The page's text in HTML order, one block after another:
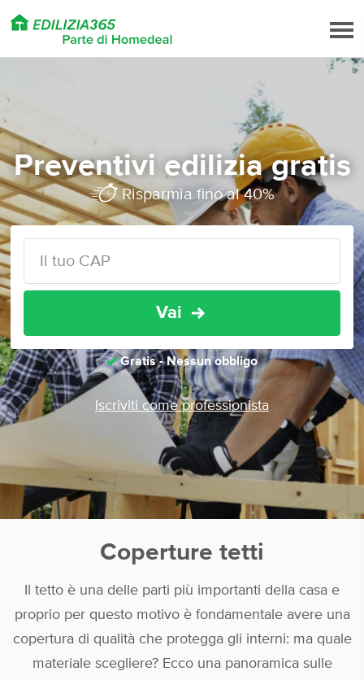
Preventivi edilizia gratis
Risparmia fino al 40%
Vai
Gratis - Nessun obbligo
Iscriviti come professionista
Coperture tetti
Il tetto è una delle parti più importanti della casa e
proprio per questo motivo è fondamentale avere una
copertura di qualità che protegga gli interni: ma quale
materiale scegliere? Ecco una panoramica sulle